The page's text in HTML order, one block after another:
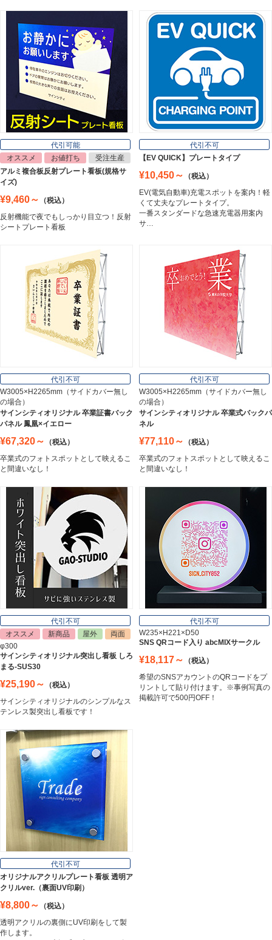
Magnet Sheet
インクジェットメディア
Inkjet Media
看板照明
Lighting Equipment
トラスコ中山
Trusco Nakayama
インテリア
Interior
オフィス用品
Office Supplies
ステンレス切文字
Stainless Sign
エッチングプレート
郵便ポスト
Post
Nameplate
代引可能
オススメ
お値打ち
受注生産
アルミ複合板反射プレート看板(規格サ
イズ)
¥9,460～
（税込）
反射機能で夜でもしっかり目立つ！反射
シートプレート看板
代引不可
【EV QUICK】プレートタイプ
¥10,450～
（税込）
EV(電気自動車)充電スポットを案内！軽
くて丈夫なプレートタイプ。
一番スタンダードな急速充電器用案内
サ…
代引不可
W3005×H2265mm（サイドカバー無し
の場合）
サインシティオリジナル 卒業証書バック
パネル 鳳凰×イエロー
¥67,320～
（税込）
卒業式のフォトスポットとして映えるこ
と間違いなし！
代引不可
W3005×H2265mm（サイドカバー無し
の場合）
サインシティオリジナル 卒業式バックパ
ネル
¥77,110～
（税込）
卒業式のフォトスポットとして映えるこ
と間違いなし！
代引不可
オススメ
新商品 屋外
両面
φ300
サインシティオリジナル突出し看板 しろ
まる-SUS30
¥25,190～
（税込）
サインシティオリジナルのシンプルなス
テンレス製突出し看板です！
代引不可
W235×H221×D50
SNS QRコード入り abcMIXサークル
¥18,117～
（税込）
希望のSNSアカウントのQRコードをプ
リントして貼り付けます。※事例写真の
掲載許可で500円OFF！
代引不可
オリジナルアクリルプレート看板 透明ア
クリルver.（裏面UV印刷）
¥8,800～
（税込）
透明アクリルの裏側にUV印刷をして製
作します。